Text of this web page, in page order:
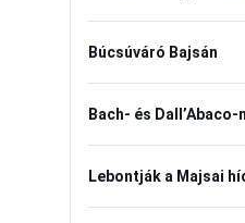
Búcsúváró Bajsán
Bach- és
Lebontják a Majsai